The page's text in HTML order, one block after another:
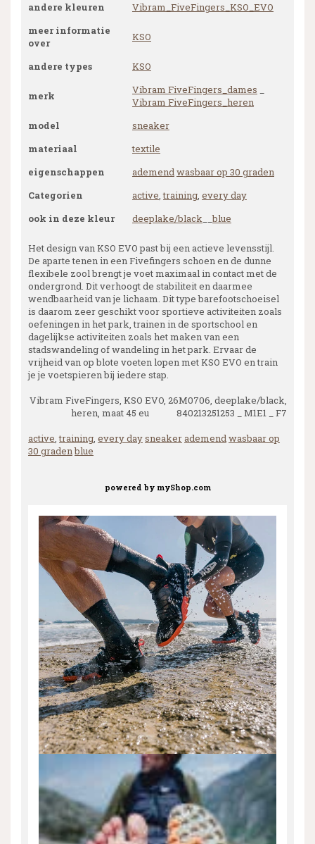
andere kleuren
Vibram_FiveFingers_KSO_EVO
meer informatie
over
KSO
andere types KSO
merk Vibram FiveFingers_dames
Vibram FiveFingers_heren
model
sneaker
materiaal
textile
eigenschappen
ademendwasbaar op 30 graden
Categorien
active,training, every day
ook in deze kleur
deeplake/black __blue
Het design van KSO EVO past bij een actieve levensstijl.
De aparte tenen in een Fivefingers schoen en de dunne
flexibele zool brengt je voet maximaal in contact met de
ondergrond. Dit verhoogt de stabiliteit en daarmee
wendbaarheid van je lichaam. Dit type barefootschoeisel
is daarom zeer geschikt voor sportieve activiteiten zoals
oefeningen in het park, trainen in de sportschool en
dagelijkse activiteiten zoals het maken van een
stadswandeling of wandeling in het park. Ervaar de
vrijheid van op blote voeten lopen met KSO EVO en train
je je voetspieren bij iedere stap.
Vibram FiveFingers, KSO EVO, 26M0706, deeplake/black,
heren, maat 45 eu 840213251253 _ M1E1 _ F7
active,training, every daysneakerademendwasbaar op
30 gradenblue
powered by myShop.com